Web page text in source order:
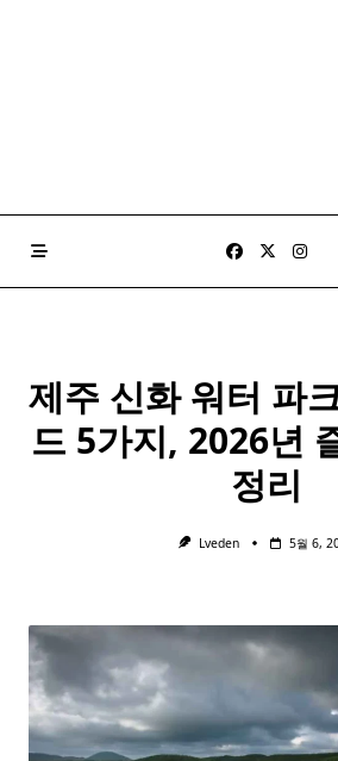
제주 신화 워터 파
드 5가지, 2026년
정리
Lveden 5월 6,